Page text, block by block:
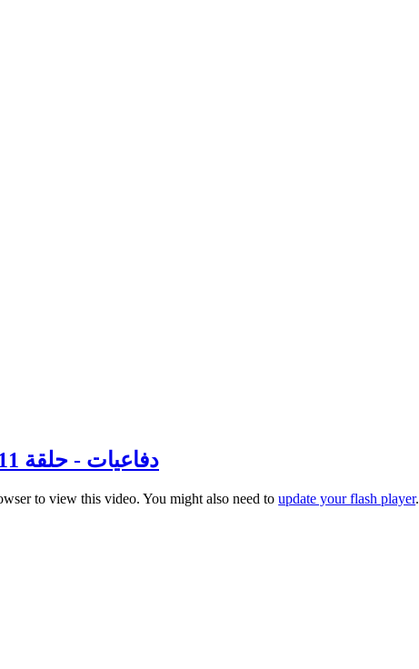
دفاعيات - حلقة 11 يناير - تابع موضوع (هل قال المسيح انا الله المعبود)
to view this video. You might also need toupdate your flash player.